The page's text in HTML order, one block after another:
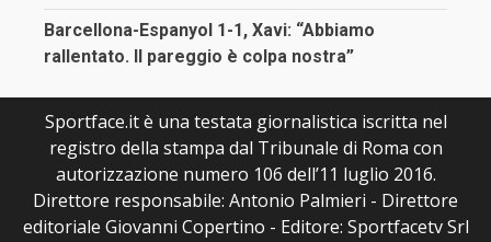
Barcellona-Espanyol 1-1, Xavi: “Abbiamo
rallentato. Il pareggio è colpa nostra”
Sportface.it è una testata giornalistica iscritta nel
registro della stampa dal Tribunale di Roma con
autorizzazione numero 106 dell’11 luglio 2016.
Direttore responsabile: Antonio Palmieri - Direttore
editoriale Giovanni Copertino - Editore: Sportfacetv Srl